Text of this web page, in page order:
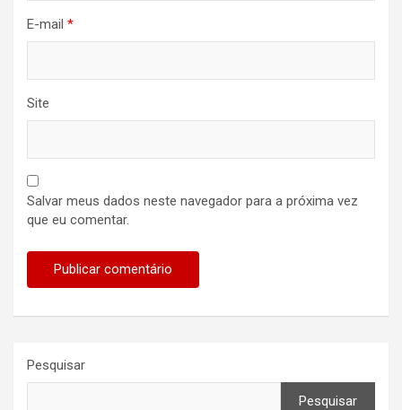
E-mail *
Site
Salvar meus dados neste navegador para a próxima vez
que eu comentar.
Pesquisar
Pesquisar